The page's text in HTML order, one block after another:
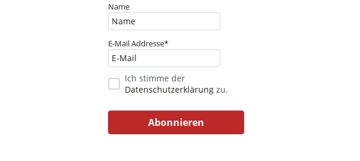
Name
E-Mail Addresse*
Ich stimme der
Datenschutzerklärung zu.